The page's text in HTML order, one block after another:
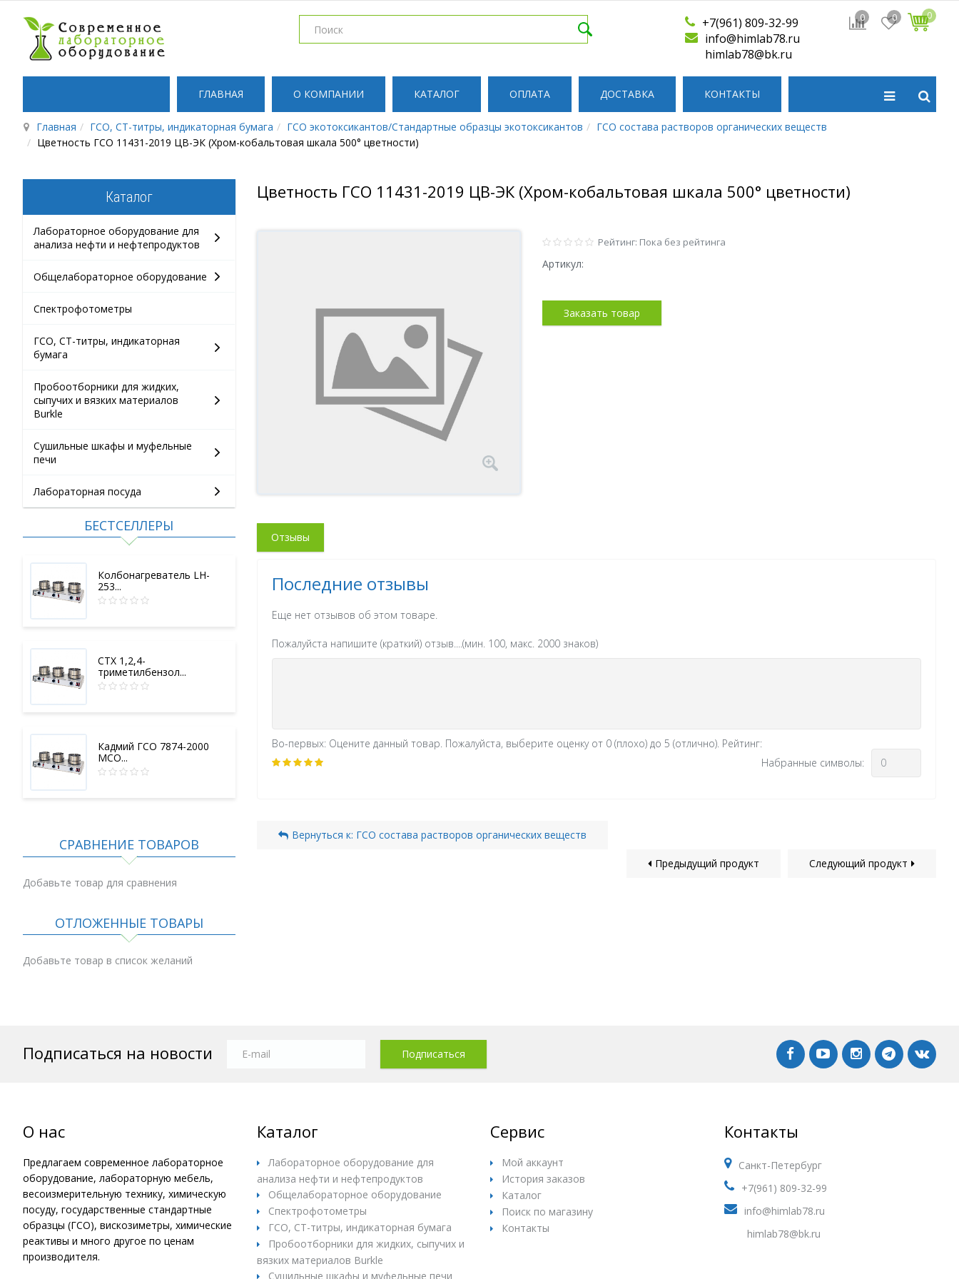
+7(961) 809-32-99
info@himlab78.ru
himlab78@bk.ru
0 0 0
ГЛАВНАЯ О КОМПАНИИ КАТАЛОГ ОПЛАТА ДОСТАВКА КОНТАКТЫ
Главная ГСО, СТ-титры, индикаторная бумага ГСО экотоксикантов/Стандартные образцы экотоксикантов
ГСО состава растворов органических веществ
Цветность ГСО 11431-2019 ЦВ-ЭК (Хром-кобальтовая шкала 500° цветности)
Цветность ГСО 11431-2019 ЦВ-ЭК (Хром-кобальтовая шкала 500° цветности)
Рейтинг: Пока без рейтинга
Артикул:
Заказать товар
Отзывы
Последние отзывы
Еще нет отзывов об этом товаре.
Пожалуйста напишите (краткий) отзыв....(мин. 100, макс. 2000 знаков)
Во-первых: Оцените данный товар. Пожалуйста, выберите оценку от 0 (плохо) до 5 (отлично). Рейтинг:
Набранные символы:
Вернуться к: ГСО состава растворов органических веществ
Следующий продукт
Предыдущий продукт
Каталог
Лабораторное оборудование для
анализа нефти и нефтепродуктов
Общелабораторное оборудование
Спектрофотометры
ГСО, СТ-титры, индикаторная
бумага
Пробоотборники для жидких,
сыпучих и вязких материалов
Burkle
Сушильные шкафы и муфельные
печи
Лабораторная посуда
БЕСТСЕЛЛЕРЫ
Колбонагреватель LH-
253...
СТХ 1,2,4-
триметилбензол...
Кадмий ГСО 7874-2000
МСО...
СРАВНЕНИЕ ТОВАРОВ
Добавьте товар для сравнения
ОТЛОЖЕННЫЕ ТОВАРЫ
Добавьте товар в список желаний
Подписаться на новости
О нас
Предлагаем современное лабораторное
оборудование, лабораторную мебель,
весоизмерительную технику, химическую
посуду, государственные стандартные
образцы (ГСО), вискозиметры, химические
реактивы и много другое по ценам
производителя.
Каталог
Лабораторное оборудование для
анализа нефти и нефтепродуктов
Общелабораторное оборудование
Спектрофотометры
ГСО, СТ-титры, индикаторная бумага
Пробоотборники для жидких, сыпучих и
вязких материалов Burkle
Сушильные шкафы и муфельные печи
Сервис
Мой аккаунт
История заказов
Каталог
Поиск по магазину
Контакты
Контакты
Санкт-Петербург
+7(961) 809-32-99
info@himlab78.ru
himlab78@bk.ru